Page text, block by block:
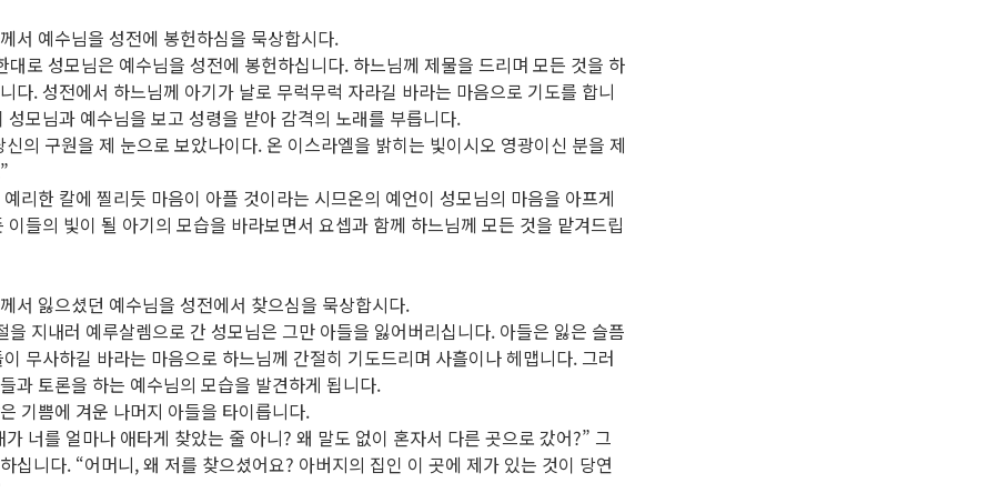
서 예수님을 성전에 봉헌하심을 묵상합시다.
로 성모님은 예수님을 성전에 봉헌하십니다. 하느님께 제물을 드리며 모든 것을 하
다. 성전에서 하느님께 아기가 날로 무럭무럭 자라길 바라는 마음으로 기도를 합니
성모님과 예수님을 보고 성령을 받아 감격의 노래를 부릅니다.
의 구원을 제 눈으로 보았나이다. 온 이스라엘을 밝히는 빛이시오 영광이신 분을 제
리한 칼에 찔리듯 마음이 아플 것이라는 시므온의 예언이 성모님의 마음을 아프게
이들의 빛이 될 아기의 모습을 바라보면서 요셉과 함께 하느님께 모든 것을 맡겨드립
서 잃으셨던 예수님을 성전에서 찾으심을 묵상합시다.
지내러 예루살렘으로 간 성모님은 그만 아들을 잃어버리십니다. 아들은 잃은 슬픔
무사하길 바라는 마음으로 하느님께 간절히 기도드리며 사흘이나 헤맵니다. 그러
과 토론을 하는 예수님의 모습을 발견하게 됩니다.
기쁨에 겨운 나머지 아들을 타이릅니다.
너를 얼마나 애타게 찾았는 줄 아니? 왜 말도 없이 혼자서 다른 곳으로 갔어?” 그
십니다. “어머니, 왜 저를 찾으셨어요? 아버지의 집인 이 곳에 제가 있는 것이 당연